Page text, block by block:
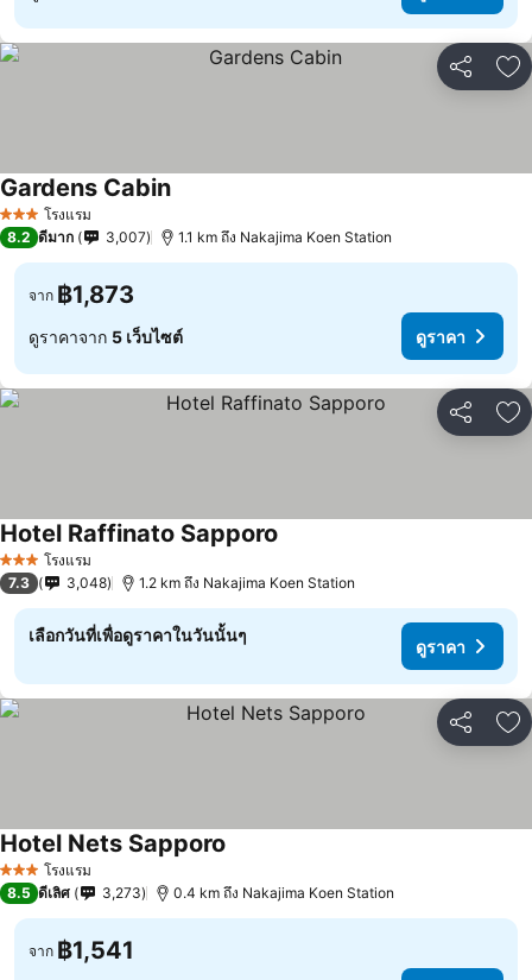
แชร์ เ
3 ดาว โรงแรม
Gardens Cabin
8.2 ดีมาก 3,007 1.1 km ถึง Nakajima Koen Station
จาก ฿1,873
ดูราคาจาก 5 เว็บไซต์ ดูราคา
แชร์ เ
3 ดาว โรงแรม
Hotel Raffinato Sapporo
7.3 3,048 1.2 km ถึง Nakajima Koen Station
เลือกวันที่เพื่อดูราคาในวันนั้นๆ
ดูราคา
แชร์ เ
3 ดาว โรงแรม
Hotel Nets Sapporo
8.5 ดีเลิศ 3,273 0.4 km ถึง Nakajima Koen Station
จาก ฿1,541